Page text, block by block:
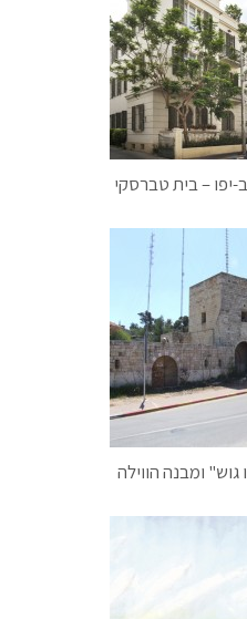
ומבנה הווילה